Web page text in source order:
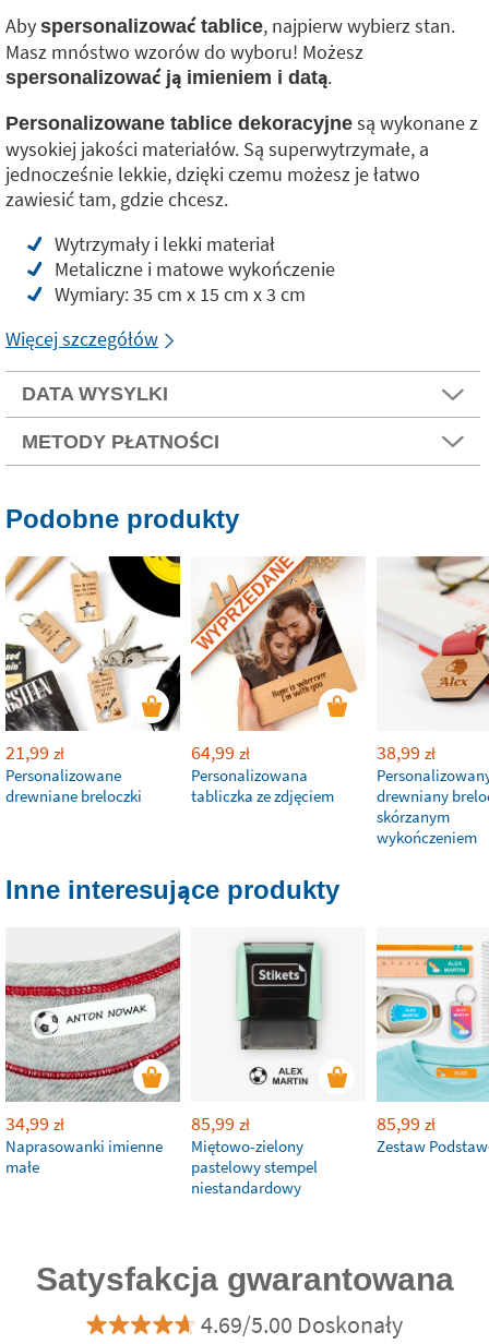
Aby spersonalizować tablice, najpierw wybierz stan.
Masz mnóstwo wzorów do wyboru! Możesz
spersonalizować ją imieniem i datą.
Personalizowane tablice dekoracyjne są wykonane z
wysokiej jakości materiałów. Są superwytrzymałe, a
jednocześnie lekkie, dzięki czemu możesz je łatwo
zawiesić tam, gdzie chcesz.
Wytrzymały i lekki materiał
Metaliczne i matowe wykończenie
Wymiary: 35 cm x 15 cm x 3 cm
Więcej szczegółów
DATA WYSYLKI
METODY PŁATNOŚCI
Podobne produkty
21,99 zł
Personalizowane
drewniane breloczki
WYPRZEDANE
64,99 zł
Personalizowana
tabliczka ze zdjęciem
38,99 zł
drewniany
skórzanym
wykończeniem
Inne interesujące produkty
34,99 zł
Naprasowanki imienne
małe
85,99 zł
Miętowo-zielony
pastelowy stempel
niestandardowy
85,99 zł
Zestaw
Satysfakcja gwarantowana
4.69/5.00 Doskonały